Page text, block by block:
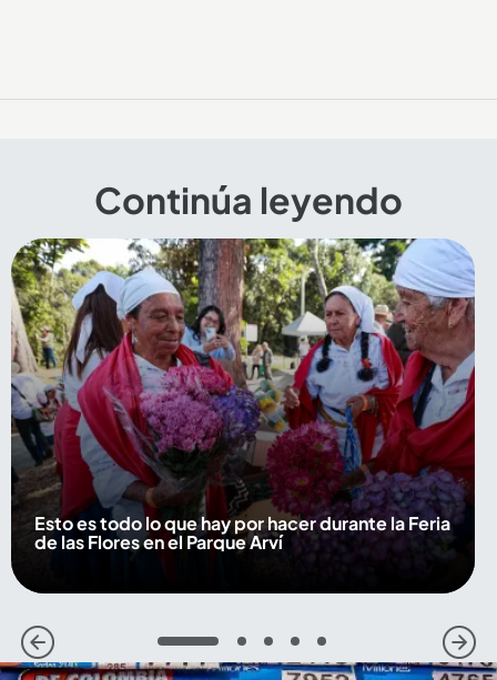
Continúa leyendo
Esto es todo lo que hay por hacer durante la Feria
de las Flores en el Parque Arví
1 2 3 4 5